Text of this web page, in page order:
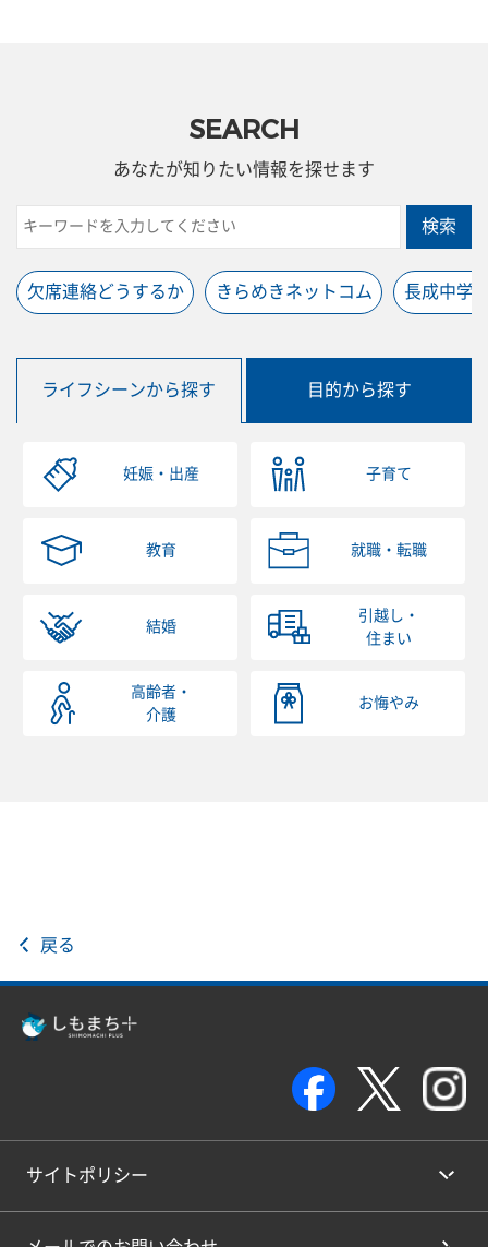
SEARCH
あなたが知りたい情報を探せます
検索
欠席連絡どうするか きらめきネットコム 長成中学
ライフシーンから探す 目的から探す
妊娠・出産 子育て
教育 就職・転職
結婚
引越し・
住まい
高齢者・
介護
お悔やみ
戻る
サイトポリシー